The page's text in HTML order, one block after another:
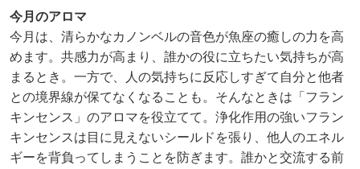
今月のアロマ
今月は、清らかなカノンベルの音色が魚座の癒しの力を高
めます。共感力が高まり、誰かの役に立ちたい気持ちが高
まるとき。一方で、人の気持ちに反応しすぎて自分と他者
との境界線が保てなくなることも。そんなときは「フラン
キンセンス」のアロマを役立てて。浄化作用の強いフラン
キンセンスは目に見えないシールドを張り、他人のエネル
ギーを背負ってしまうことを防ぎます。誰かと交流する前